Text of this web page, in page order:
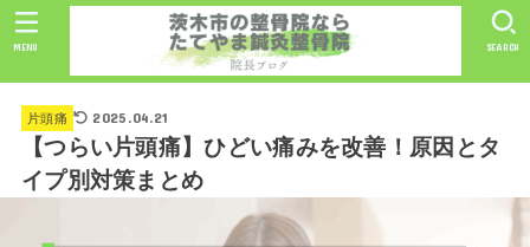
SEARCH
MENU
片頭痛 2025.04.21
【つらい片頭痛】ひどい痛みを改善！原因とタ
イプ別対策まとめ